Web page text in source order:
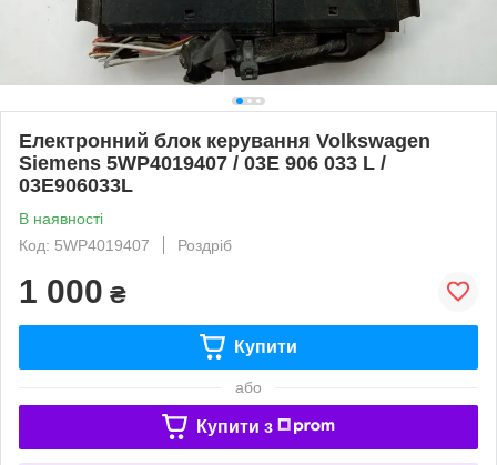
Електронний блок керування Volkswagen
Siemens 5WP4019407 / 03E 906 033 L /
03E906033L
В наявності
Код: 5WP4019407
Роздріб
1 000 ₴
Купити
або
Купити з